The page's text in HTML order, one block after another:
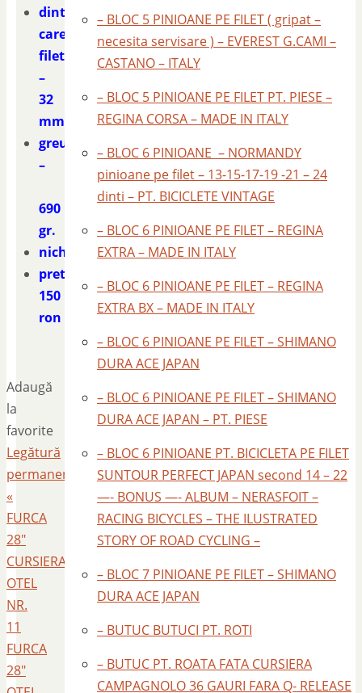
dintre
care
filet
–
32
mm.
greutate
–
690
gr.
nichelata
pret
150
ron
Adaugă
la
favorite
Legătură
permanentă
«
FURCA
28″
CURSIERA
OTEL
NR.
11
FURCA
28″
– BLOC 5 PINIOANE PE FILET ( gripat –
necesita servisare ) – EVEREST G.CAMI –
CASTANO – ITALY
– BLOC 5 PINIOANE PE FILET PT. PIESE –
REGINA CORSA – MADE IN ITALY
– BLOC 6 PINIOANE – NORMANDY
pinioane pe filet – 13-15-17-19 -21 – 24
dinti – PT. BICICLETE VINTAGE
– BLOC 6 PINIOANE PE FILET – REGINA
EXTRA – MADE IN ITALY
– BLOC 6 PINIOANE PE FILET – REGINA
EXTRA BX – MADE IN ITALY
– BLOC 6 PINIOANE PE FILET – SHIMANO
DURA ACE JAPAN
– BLOC 6 PINIOANE PE FILET – SHIMANO
DURA ACE JAPAN – PT. PIESE
– BLOC 6 PINIOANE PT. BICICLETA PE FILET
SUNTOUR PERFECT JAPAN second 14 – 22
—- BONUS —- ALBUM – NERASFOIT –
RACING BICYCLES – THE ILUSTRATED
STORY OF ROAD CYCLING –
– BLOC 7 PINIOANE PE FILET – SHIMANO
DURA ACE JAPAN
– BUTUC BUTUCI PT. ROTI
– BUTUC PT. ROATA FATA CURSIERA
CAMPAGNOLO 36 GAURI FARA Q- RELEASE